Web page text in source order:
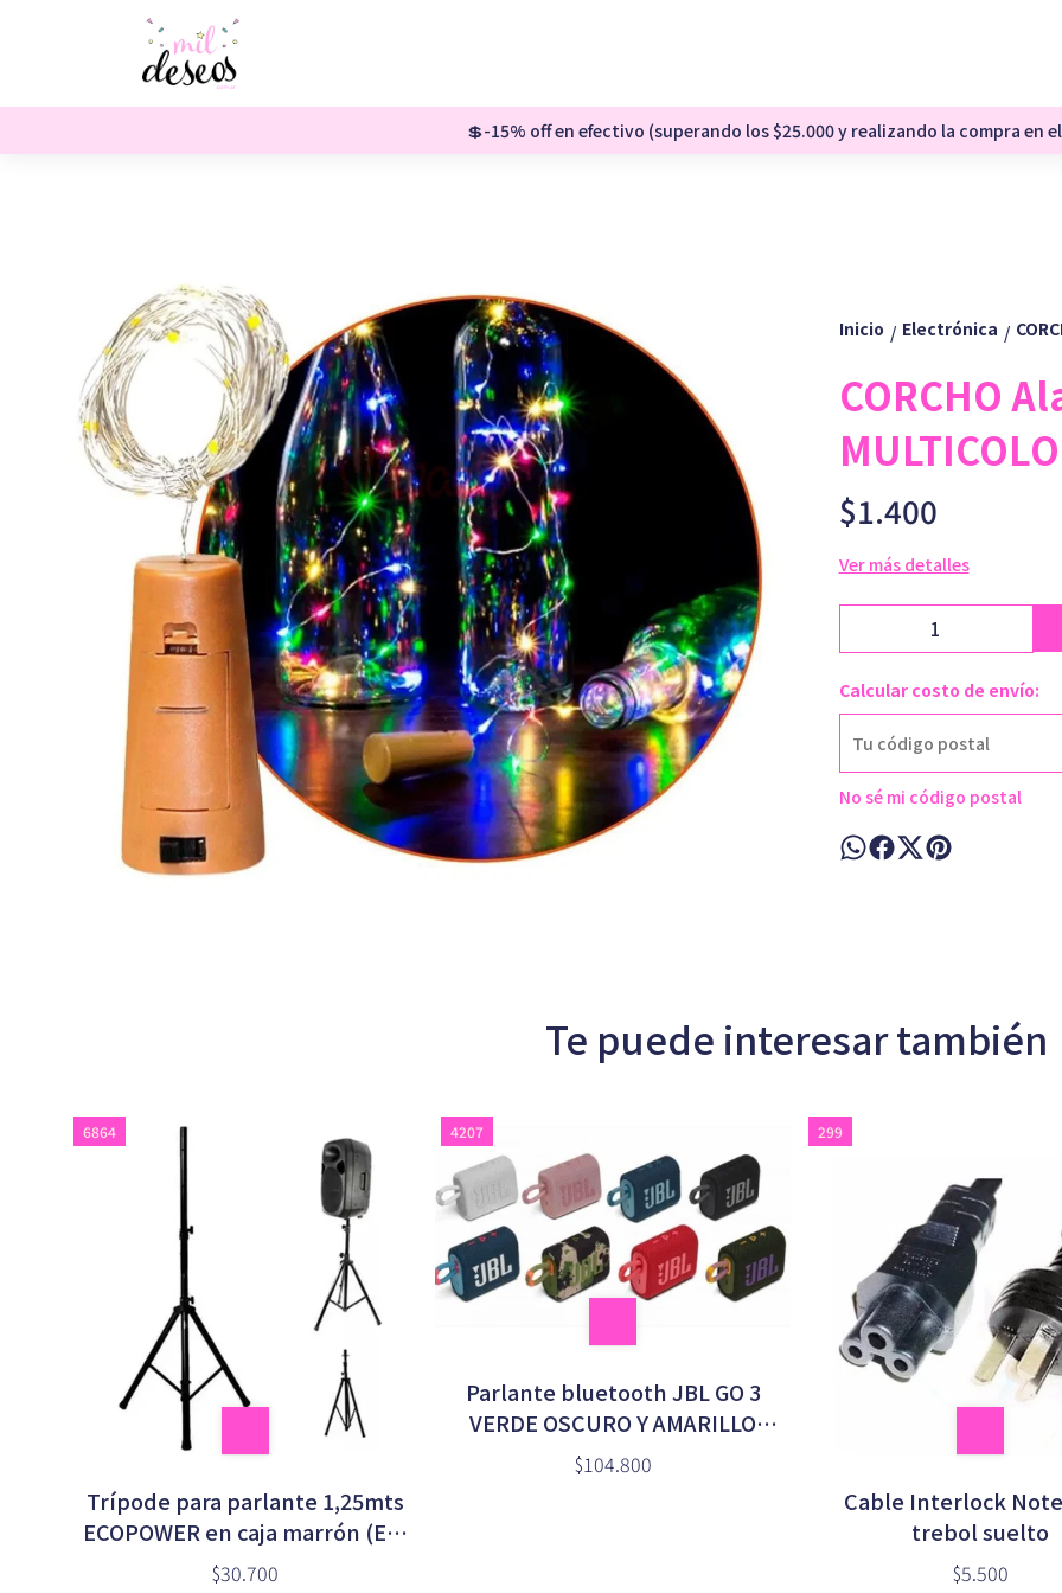
💲-15% off en efectivo (superando los $25.000 y realizando la compra en
Inicio / Electrónica /
CORCHO
$1.400
Ver más detalles
Calcular costo de envío:
No sé mi código postal
Te puede interesar también
6864
Trípode para parlante 1,25mts
ECOPOWER en caja marrón (EP-
T100)
$30.700
4207
Parlante bluetooth JBL GO 3
VERDE OSCURO Y AMARILLO
(ORIGINAL)
$104.800
299
Cable Interlock
trebol suelto
$5.500